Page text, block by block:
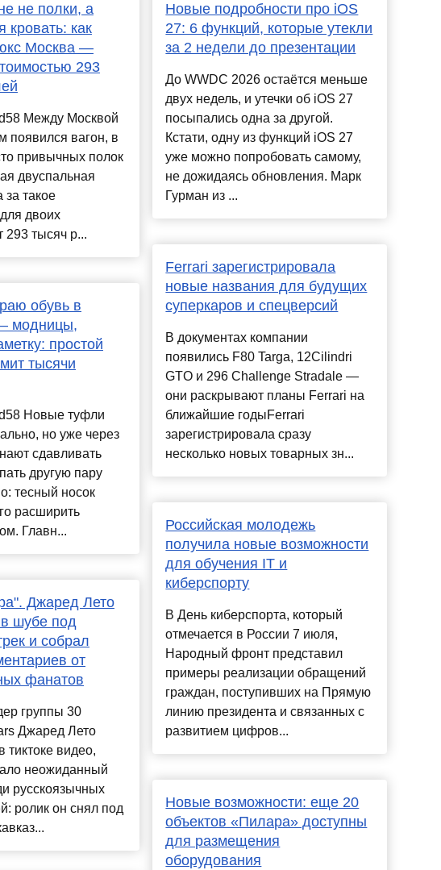
не полки, а
кровать: как
Москва —
293
Между Москвой
появился вагон, в
привычных полок
двуспальная
за такое
двоих
293 тысяч р...
обувь в
модницы,
простой
тысячи
Новые туфли
но уже через
сдавливать
другую пару
тесный носок
расширить
Главн...
Джаред Лето
шубе под
и собрал
от
фанатов
группы 30
Джаред Лето
тиктоке видео,
неожиданный
русскоязычных
ролик он снял под
Новые подробности про iOS
27: 6 функций, которые утекли
за 2 недели до презентации
До WWDC 2026 остаётся меньше
двух недель, и утечки об iOS 27
посыпались одна за другой.
Кстати, одну из функций iOS 27
уже можно попробовать самому,
не дожидаясь обновления. Марк
Гурман из ...
Ferrari зарегистрировала
новые названия для будущих
суперкаров и спецверсий
В документах компании
появились F80 Targa, 12Cilindri
GTO и 296 Challenge Stradale —
они раскрывают планы Ferrari на
ближайшие годыFerrari
зарегистрировала сразу
несколько новых товарных зн...
Российская молодежь
получила новые возможности
для обучения IT и
киберспорту
В День киберспорта, который
отмечается в России 7 июля,
Народный фронт представил
примеры реализации обращений
граждан, поступивших на Прямую
линию президента и связанных с
развитием цифров...
Новые возможности: еще 20
объектов «Пилара» доступны
для размещения
оборудования